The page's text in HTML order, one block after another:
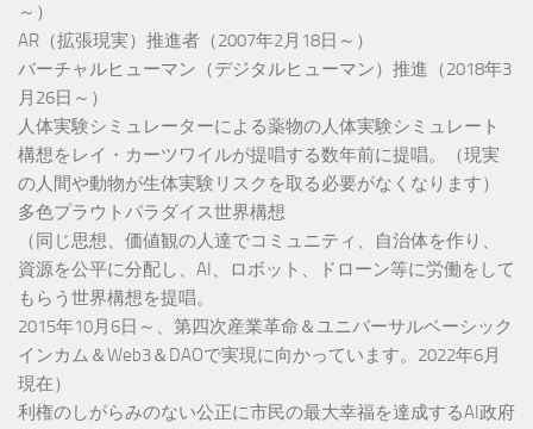
～）
AR（拡張現実）推進者（2007年2月18日～）
バーチャルヒューマン（デジタルヒューマン）推進（2018年3
月26日～）
人体実験シミュレーターによる薬物の人体実験シミュレート
構想をレイ・カーツワイルが提唱する数年前に提唱。（現実
の人間や動物が生体実験リスクを取る必要がなくなります）
多色プラウトパラダイス世界構想
（同じ思想、価値観の人達でコミュニティ、自治体を作り、
資源を公平に分配し、AI、ロボット、ドローン等に労働をして
もらう世界構想を提唱。
2015年10月6日～、第四次産業革命＆ユニバーサルベーシック
インカム＆Web3＆DAOで実現に向かっています。2022年6月
現在）
利権のしがらみのない公正に市民の最大幸福を達成するAI政府